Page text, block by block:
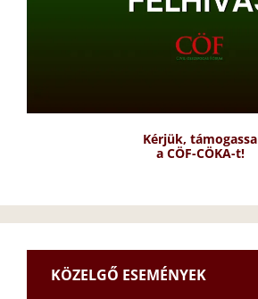
Kérjük, támogassa
a CÖF-CÖKA-t!
KÖZELGŐ ESEMÉNYEK